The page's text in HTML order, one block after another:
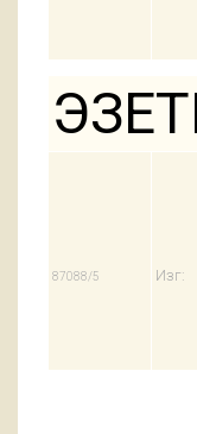
87088/5 Изг: